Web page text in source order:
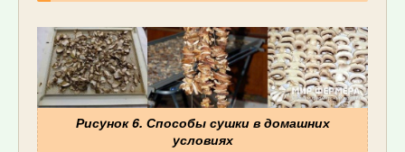
Рисунок 6. Способы сушки в домашних
условиях